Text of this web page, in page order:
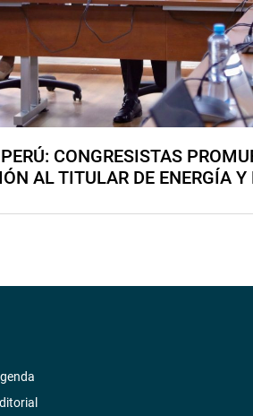
CONGRESISTAS
AL TITULAR DE ENERGÍA